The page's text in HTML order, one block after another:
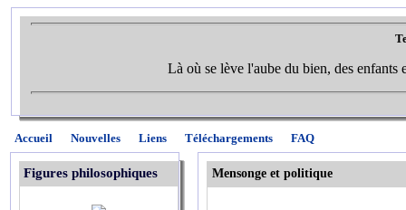
Là où se lève l'aube du bien, des enfants
Accueil Nouvelles Liens Téléchargements FAQ
Figures philosophiques Mensonge et politique